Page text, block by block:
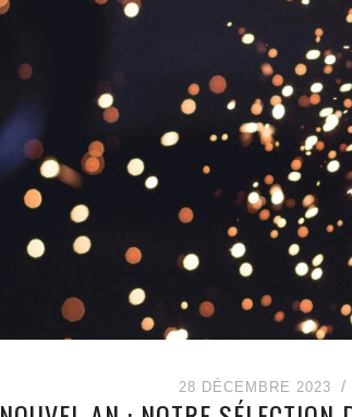
28 DÉCEMBRE 2023